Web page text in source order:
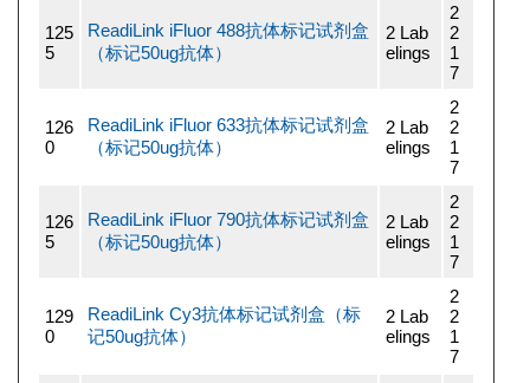
125
5
ReadiLink iFluor 488抗体标记试剂盒
（标记50ug抗体）
2 Lab
elings
2
2
1
7
126
0
ReadiLink iFluor 633抗体标记试剂盒
（标记50ug抗体）
2 Lab
elings
2
2
1
7
126
5
ReadiLink iFluor 790抗体标记试剂盒
（标记50ug抗体）
2 Lab
elings
2
2
1
7
129
0
ReadiLink Cy3抗体标记试剂盒（标
记50ug抗体）
2 Lab
elings
2
2
1
7